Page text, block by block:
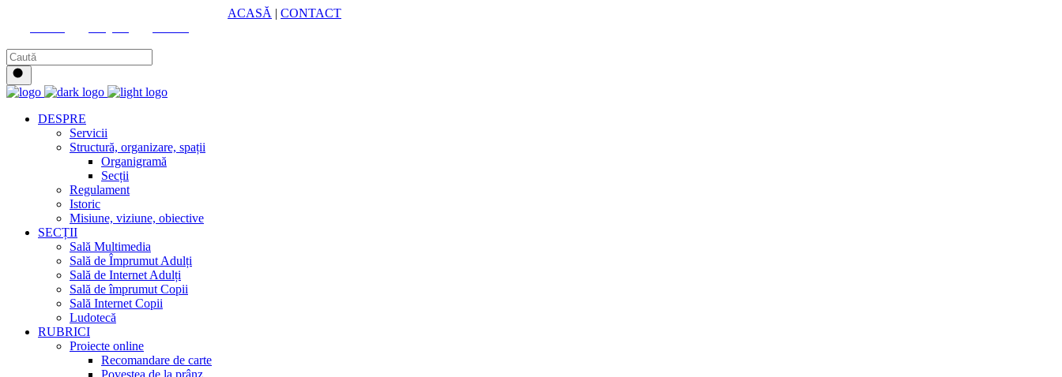
ACASĂ | CONTACT
DESPRE
Servicii
Structură, organizare, spații
Organigramă
Secții
Regulament
Istoric
Misiune, viziune, obiective
SECȚII
Sală Multimedia
Sală de Împrumut Adulți
Sală de Internet Adulți
Sală de împrumut Copii
Sală Internet Copii
Ludotecă
RUBRICI
Proiecte online
Recomandare de carte